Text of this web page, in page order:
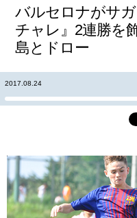
バルセロナがサ
チャレ』2連勝を
島とドロー
2017.08.24